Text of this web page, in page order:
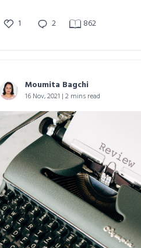
1 2 862
Moumita Bagchi
16 Nov, 2021 | 2 mins read